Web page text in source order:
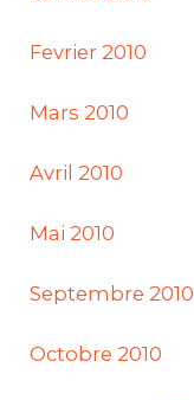
Fevrier 2010
Mars 2010
Avril 2010
Mai 2010
Septembre 2010
Octobre 2010